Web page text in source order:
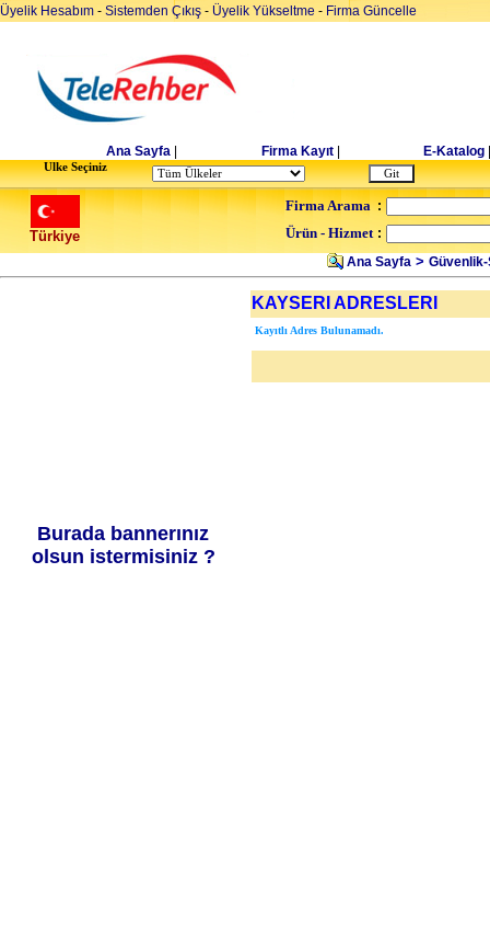
Üyelik Hesabım - Sistemden Çıkış - Üyelik Yükseltme - Firma Güncelle
Ana Sayfa Firma Kayıt E-Katalog
Ulke Seçiniz
Türkiye
Firma Arama :
Ürün - Hizmet :
Ana Sayfa >
Burada bannerınız
olsun istermisiniz ?
KAYSERI ADRESLERI
Kayıtlı Adres Bulunamadı.